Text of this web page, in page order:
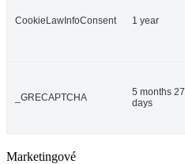
CookieLawInfoConsent 1 year
_GRECAPTCHA
5 months 27
days
Marketingové